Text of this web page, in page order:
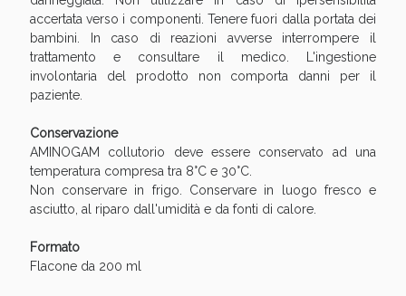
accertata verso i componenti. Tenere fuori dalla portata dei
bambini. In caso di reazioni avverse interrompere il
trattamento e consultare il medico. L'ingestione
involontaria del prodotto non comporta danni per il
paziente.
Conservazione
AMINOGAM collutorio deve essere conservato ad una
temperatura compresa tra 8°C e 30°C.
Non conservare in frigo. Conservare in luogo fresco e
asciutto, al riparo dall'umidità e da fonti di calore.
Formato
Flacone da 200 ml